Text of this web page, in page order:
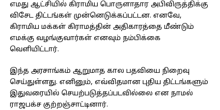
எமது ஆட்சியில் கிராமிய பொருளாதார அபிவிருத்திக்கு
விசேட திட்டங்கள் முன்னெடுக்கப்பட்டன. எனவே,
கிராமிய மக்கள் கிராமத்தின் அதிகாரத்தை மீண்டும்
எமக்கு வழங்குவார்கள் எனவும் நம்பிக்கை
வெளியிட்டார்.
இந்த அரசாங்கம் ஆறுமாத கால பதவியை நிறைவு
செய்துள்ளது. எனினும், எவ்விதமான புதிய திட்டங்களும்
இதுவரையில் செயற்படுத்தப்படவில்லை என நாமல்
ராஜபக்ச குற்றஞ்சாட்டினார்.